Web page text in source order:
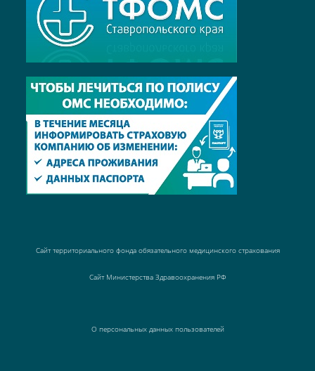
Сайт территориального фонда обязательного медицинского страхования
Сайт Министерства Здравоохранения РФ
О персональных данных пользователей